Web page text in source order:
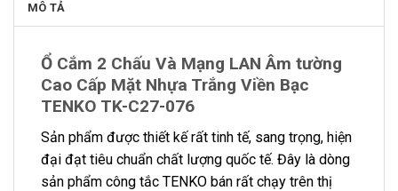
MÔ TẢ
Ổ Cắm 2 Chấu Và Mạng LAN Âm tường
Cao Cấp Mặt Nhựa Trắng Viền Bạc
TENKO TK-C27-076
Sản phẩm được thiết kế rất tinh tế, sang trọng, hiện
đại đạt tiêu chuẩn chất lượng quốc tế. Đây là dòng
sản phẩm công tắc TENKO bán rất chạy trên thị